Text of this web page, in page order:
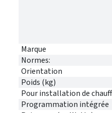
Marque
Normes:
Orientation
Poids (kg)
Pour installation de
Programmation intégrée